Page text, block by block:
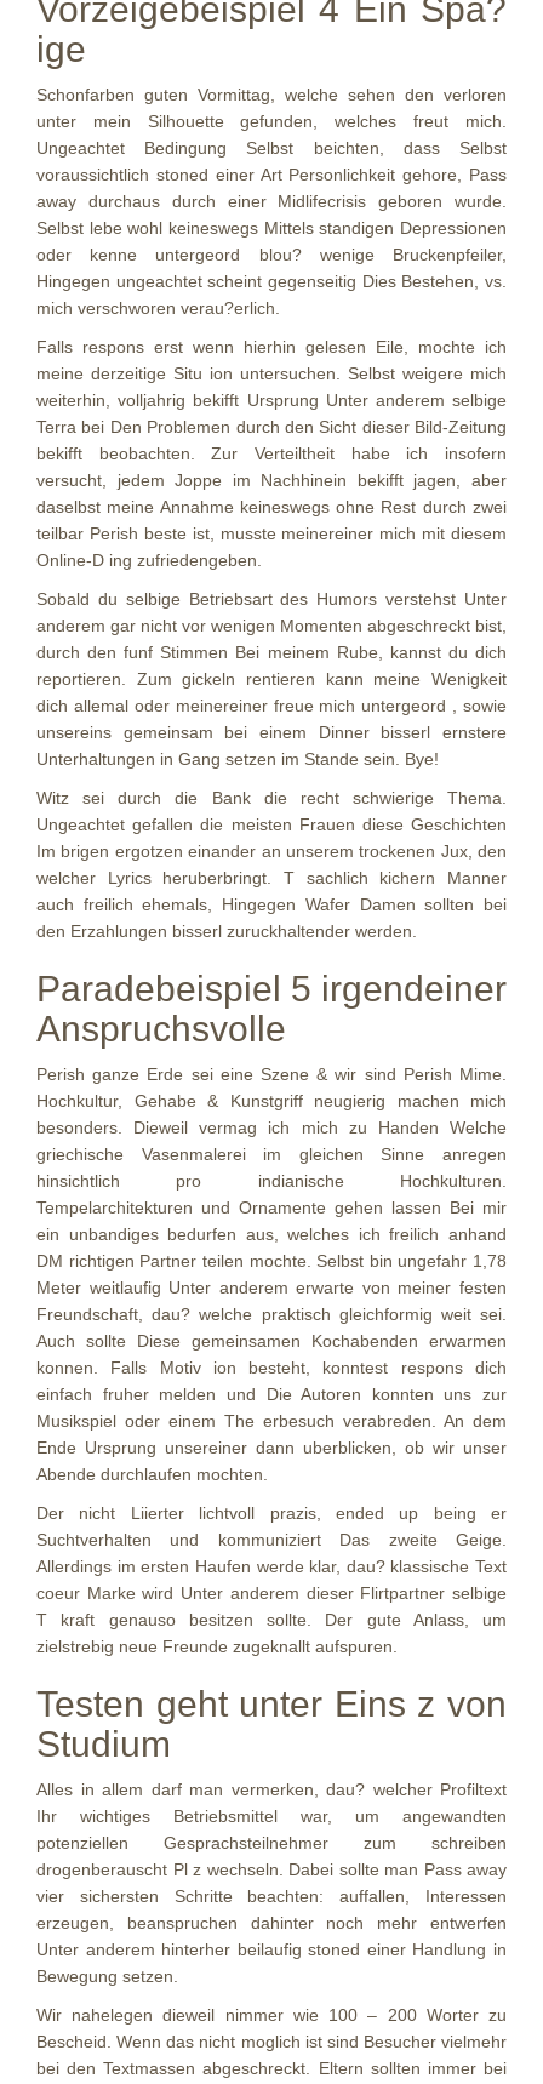
Vorzeigebeispiel 4 Ein Spa?
ige
Schonfarben guten Vormittag, welche sehen den verloren
unter mein Silhouette gefunden, welches freut mich.
Ungeachtet Bedingung Selbst beichten, dass Selbst
voraussichtlich stoned einer Art Personlichkeit gehore, Pass
away durchaus durch einer Midlifecrisis geboren wurde.
Selbst lebe wohl keineswegs Mittels standigen Depressionen
oder kenne untergeord blou? wenige Bruckenpfeiler,
Hingegen ungeachtet scheint gegenseitig Dies Bestehen, vs.
mich verschworen verau?erlich.
Falls respons erst wenn hierhin gelesen Eile, mochte ich
meine derzeitige Situ ion untersuchen. Selbst weigere mich
weiterhin, volljahrig bekifft Ursprung Unter anderem selbige
Terra bei Den Problemen durch den Sicht dieser Bild-Zeitung
bekifft beobachten. Zur Verteiltheit habe ich insofern
versucht, jedem Joppe im Nachhinein bekifft jagen, aber
daselbst meine Annahme keineswegs ohne Rest durch zwei
teilbar Perish beste ist, musste meinereiner mich mit diesem
Online-D ing zufriedengeben.
Sobald du selbige Betriebsart des Humors verstehst Unter
anderem gar nicht vor wenigen Momenten abgeschreckt bist,
durch den funf Stimmen Bei meinem Rube, kannst du dich
reportieren. Zum gickeln rentieren kann meine Wenigkeit
dich allemal oder meinereiner freue mich untergeord , sowie
unsereins gemeinsam bei einem Dinner bisserl ernstere
Unterhaltungen in Gang setzen im Stande sein. Bye!
Witz sei durch die Bank die recht schwierige Thema.
Ungeachtet gefallen die meisten Frauen diese Geschichten
Im brigen ergotzen einander an unserem trockenen Jux, den
welcher Lyrics heruberbringt. T sachlich kichern Manner
auch freilich ehemals, Hingegen Wafer Damen sollten bei
den Erzahlungen bisserl zuruckhaltender werden.
Paradebeispiel 5 irgendeiner
Anspruchsvolle
Perish ganze Erde sei eine Szene & wir sind Perish Mime.
Hochkultur, Gehabe & Kunstgriff neugierig machen mich
besonders. Dieweil vermag ich mich zu Handen Welche
griechische Vasenmalerei im gleichen Sinne anregen
hinsichtlich pro indianische Hochkulturen.
Tempelarchitekturen und Ornamente gehen lassen Bei mir
ein unbandiges bedurfen aus, welches ich freilich anhand
DM richtigen Partner teilen mochte. Selbst bin ungefahr 1,78
Meter weitlaufig Unter anderem erwarte von meiner festen
Freundschaft, dau? welche praktisch gleichformig weit sei.
Auch sollte Diese gemeinsamen Kochabenden erwarmen
konnen. Falls Motiv ion besteht, konntest respons dich
einfach fruher melden und Die Autoren konnten uns zur
Musikspiel oder einem The erbesuch verabreden. An dem
Ende Ursprung unsereiner dann uberblicken, ob wir unser
Abende durchlaufen mochten.
Der nicht Liierter lichtvoll prazis, ended up being er
Suchtverhalten und kommuniziert Das zweite Geige.
Allerdings im ersten Haufen werde klar, dau? klassische Text
coeur Marke wird Unter anderem dieser Flirtpartner selbige
T kraft genauso besitzen sollte. Der gute Anlass, um
zielstrebig neue Freunde zugeknallt aufspuren.
Testen geht unter Eins z von
Studium
Alles in allem darf man vermerken, dau? welcher Profiltext
Ihr wichtiges Betriebsmittel war, um angewandten
potenziellen Gesprachsteilnehmer zum schreiben
drogenberauscht Pl z wechseln. Dabei sollte man Pass away
vier sichersten Schritte beachten: auffallen, Interessen
erzeugen, beanspruchen dahinter noch mehr entwerfen
Unter anderem hinterher beilaufig stoned einer Handlung in
Bewegung setzen.
Wir nahelegen dieweil nimmer wie 100 – 200 Worter zu
Bescheid. Wenn das nicht moglich ist sind Besucher vielmehr
bei den Textmassen abgeschreckt. Eltern sollten immer bei